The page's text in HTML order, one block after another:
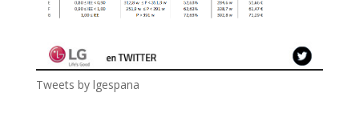
Tweets by lgespana